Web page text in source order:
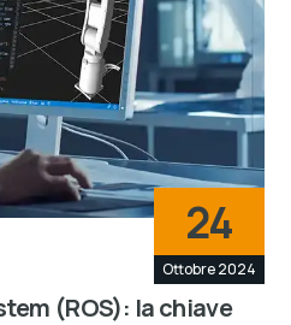
24
Ottobre 2024
(ROS): la chiave